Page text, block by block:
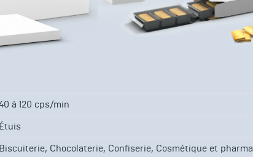
à 120 cps/min
Étuis
Biscuiterie, Chocolaterie, Confiserie, Cosmétique et pharma